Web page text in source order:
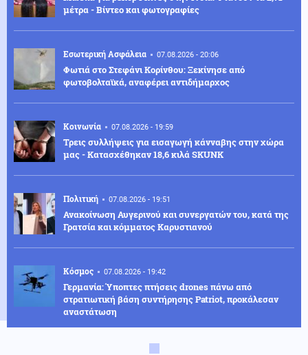
μέτρα - Βίντεο και φωτογραφίες
Εσωτερική Ασφάλεια 07.08.2026 - 20:06
Φωτιά στο Στεφάνι Κορίνθου: Ξεκίνησε από
φωτοβολταϊκά, αναφέρει αντιδήμαρχος
Κοινωνία 07.08.2026 - 19:59
Τρεις συλλήψεις για εισαγωγή κάνναβης στην χώρα
μας - Κατασχέθηκαν 18,6 κιλά SKUNK
Πολιτική 07.08.2026 - 19:51
Ανακοίνωση Αυγερινού και συνεργατών του, κατά της
Γρατσία και κόμματος Καρυστιανού
Κόσμος 07.08.2026 - 19:42
Γερμανία: Ύποπτες πτήσεις drones πάνω από
στρατιωτική βάση συντήρησης Patriot, προκάλεσαν
αναστάτωση